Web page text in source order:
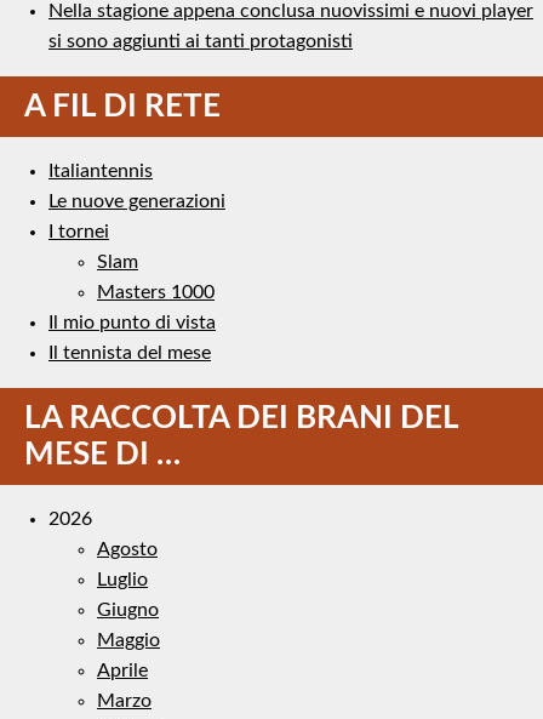
Nella stagione appena conclusa nuovissimi e nuovi player
si sono aggiunti ai tanti protagonisti
A FIL DI RETE
Italiantennis
Le nuove generazioni
I tornei
Slam
Masters 1000
Il mio punto di vista
Il tennista del mese
LA RACCOLTA DEI BRANI DEL
MESE DI …
2026
Agosto
Luglio
Giugno
Maggio
Aprile
Marzo